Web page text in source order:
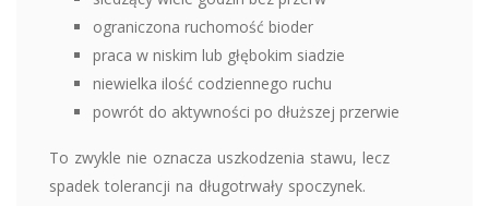
ograniczona ruchomość bioder
praca w niskim lub głębokim siadzie
niewielka ilość codziennego ruchu
powrót do aktywności po dłuższej przerwie
To zwykle nie oznacza uszkodzenia stawu, lecz
spadek tolerancji na długotrwały spoczynek.